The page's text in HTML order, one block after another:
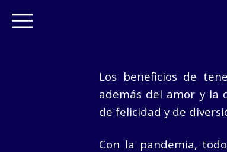
Los beneficios de
además del amor y la
de felicidad y de
Con la pandemia,